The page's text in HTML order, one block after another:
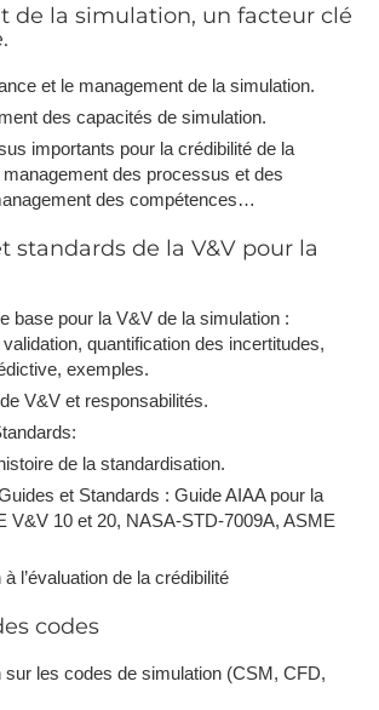
de la simulation, un facteur clé
et le management de la simulation.
des capacités de simulation.
importants pour la crédibilité de la
des processus et des
des compétences…
standards de la V&V pour la
base pour la V&V de la simulation :
quantification des incertitudes,
exemples.
V&V et responsabilités.
de la standardisation.
et Standards : Guide AIAA pour la
V&V 10 et 20, NASA-STD-7009A, ASME
l’évaluation de la crédibilité
codes
sur les codes de simulation (CSM, CFD,